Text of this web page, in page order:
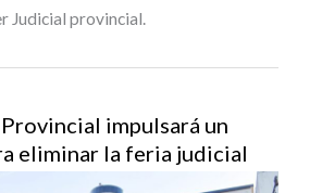
Judicial provincial.
impulsará un
eliminar la feria judicial